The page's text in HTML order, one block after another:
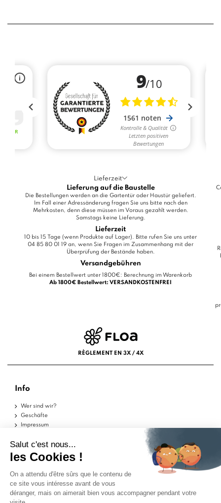
Lieferzeit
Lieferung auf die Baustelle
Die Bestellungen werden an die Gartentür oder Haustür geliefert.
Im Fall einer Adressänderung fragen Sie uns bitte nach den
Mehrkosten, denn diese müssen im Voraus gezahlt werden.
Samstags keine Lieferung.
Lieferzeit
10 bis 15 Tage (wenn Produkte auf Lager). Bitte rufen Sie uns unter
04 85 80 01 19 an, wenn Sie Fragen im Zusammenhang mit der
Überprüfung der Bestände haben.
Versandgebühren
Bei einem Bestellwert unter 1800€: Berechnung im Warenkorb
Ab 1800€ Bestellwert: VERSANDKOSTENFREI
RÈGLEMENT EN 3X / 4X
Info
Wer sind wir?
Geschäfte
Impressum
Datenschutzerklärung
Hilfe
Musterstücke
Lieferungen
Rückgaben
FAQs